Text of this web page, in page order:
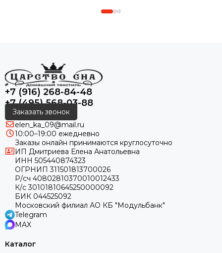
+7 (916) 268-84-48
+7 (495) 568-03-88
Заказать звонок
elen_ka_09@mail.ru
10:00–19:00 ежедневно
Заказы онлайн принимаются круглосуточно
ИП Дмитриева Елена Анатольевна
ИНН 505440874323
ОГРНИП 311501813700026
Р/сч 40802810370010012433
К/с 30101810645250000092
БИК 044525092
Московский филиал АО КБ "Модульбанк"
Telegram
MAX
Каталог